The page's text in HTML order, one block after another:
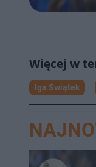
Iga Świątek